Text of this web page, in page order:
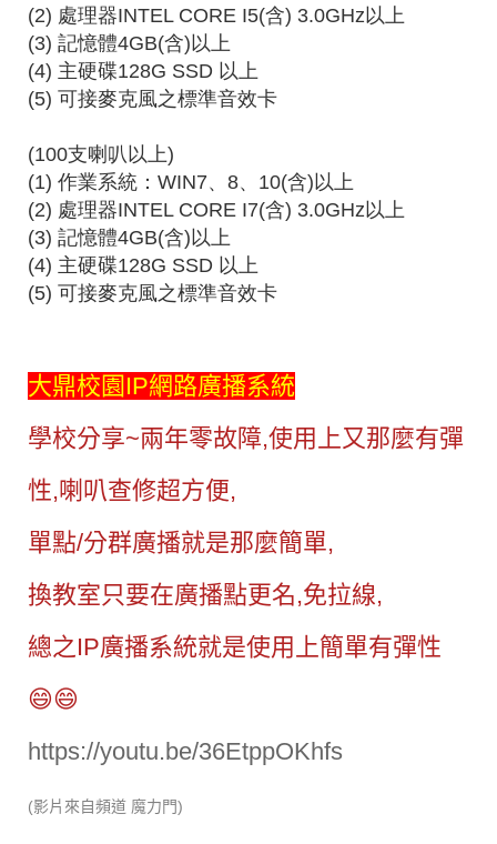
(2) 處理器INTEL CORE I5(含) 3.0GHz以上
(3) 記憶體4GB(含)以上
(4) 主硬碟128G SSD 以上
(5) 可接麥克風之標準音效卡
(100支喇叭以上)
(1) 作業系統：WIN7、8、10(含)以上
(2) 處理器INTEL CORE I7(含) 3.0GHz以上
(3) 記憶體4GB(含)以上
(4) 主硬碟128G SSD 以上
(5) 可接麥克風之標準音效卡
大鼎校園IP網路廣播系統
學校分享~兩年零故障,使用上又那麼有彈
性,喇叭查修超方便,
單點/分群廣播就是那麼簡單,
換教室只要在廣播點更名,免拉線,
總之IP廣播系統就是使用上簡單有彈性
😄😄
https://youtu.be/36EtppOKhfs
(影片來自頻道 魔力門)